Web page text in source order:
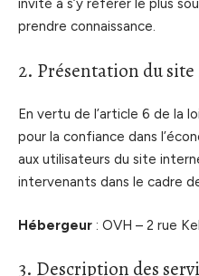
invité à s’y référer le plus
prendre connaissance.
2. Présentation du
En vertu de l’article 6 de la
pour la confiance dans
aux utilisateurs du site
intervenants dans le cadre
Hébergeur : OVH – 2 rue
3. Description des